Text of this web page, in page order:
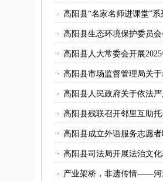
· 高阳县“名家名师进课堂”
· 高阳县生态环境保护委员
· 高阳县人大常委会开展
· 高阳县市场监督管理局关
· 高阳县人民政府关于依法
· 高阳县残联召开邻里互助
· 高阳县成立外语服务志愿
· 高阳县司法局开展法治文
· 产业架桥，非遗传情——河